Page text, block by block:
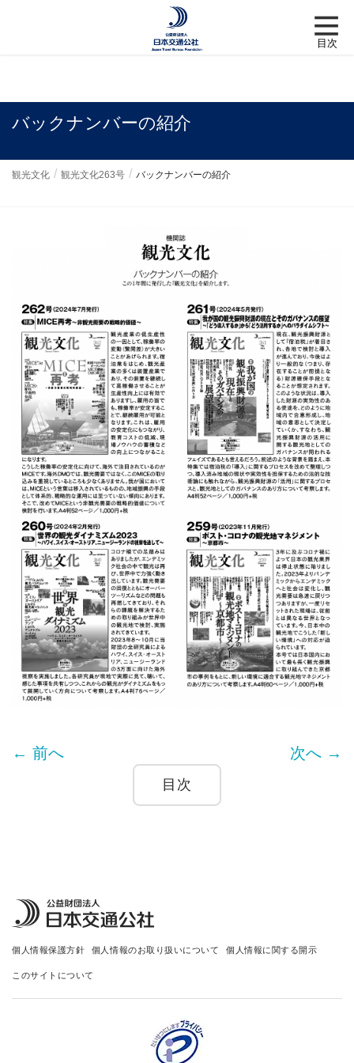
バックナンバーの紹介
観光文化 観光文化263号 バックナンバーの紹介
← 前へ 次へ →
目次
個人情報保護方針 個人情報のお取り扱いについて 個人情報に関する開示
このサイトについて